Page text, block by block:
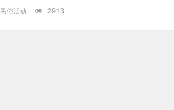
民俗活动 2913